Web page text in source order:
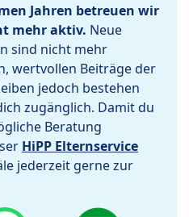
Jahren betreuen wir
mehr aktiv. Neue
sind nicht mehr
wertvollen Beiträge der
jedoch bestehen
zugänglich. Damit du
Beratung
HiPP Elternservice
jederzeit gerne zur